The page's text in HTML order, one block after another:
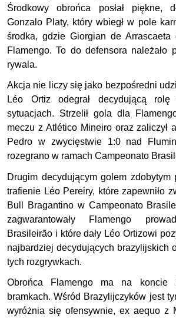
Środkowy obrońca posłał piękne,
Gonzalo Platy, który wbiegł w pole
środka, gdzie Giorgian de Arrascaeta
Flamengo. To do defensora należało
rywala.
Akcja nie liczy się jako bezpośredni
Léo Ortiz odegrał decydującą
sytuacjach. Strzelił gola dla
meczu z Atlético Mineiro oraz zaliczył
Pedro w zwycięstwie 1:0 nad
rozegrano w ramach Campeonato
Drugim decydującym golem zdobytym
trafienie Léo Pereiry, które zapewniło
Bull Bragantino w Campeonato
zagwarantowały Flamengo
Brasileirão i które dały Léo Ortizowi
najbardziej decydujących brazylijskich
tych rozgrywkach.
Obrońca Flamengo ma na koncie
bramkach. Wśród Brazylijczyków jest
wyróżnia się ofensywnie, ex aequo z